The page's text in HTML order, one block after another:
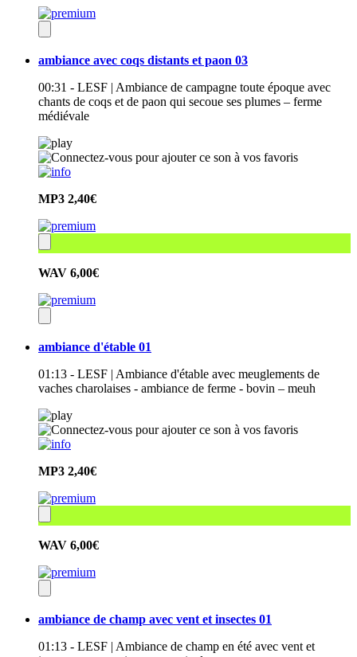
ambiance avec coqs distants et paon 03
00:31 - LESF | Ambiance de campagne toute époque avec
chants de coqs et de paon qui secoue ses plumes – ferme
médiévale
MP3 2,40€
WAV 6,00€
ambiance d'étable 01
01:13 - LESF | Ambiance d'étable avec meuglements de
vaches charolaises - ambiance de ferme - bovin – meuh
MP3 2,40€
WAV 6,00€
ambiance de champ avec vent et insectes 01
01:13 - LESF | Ambiance de champ en été avec vent et